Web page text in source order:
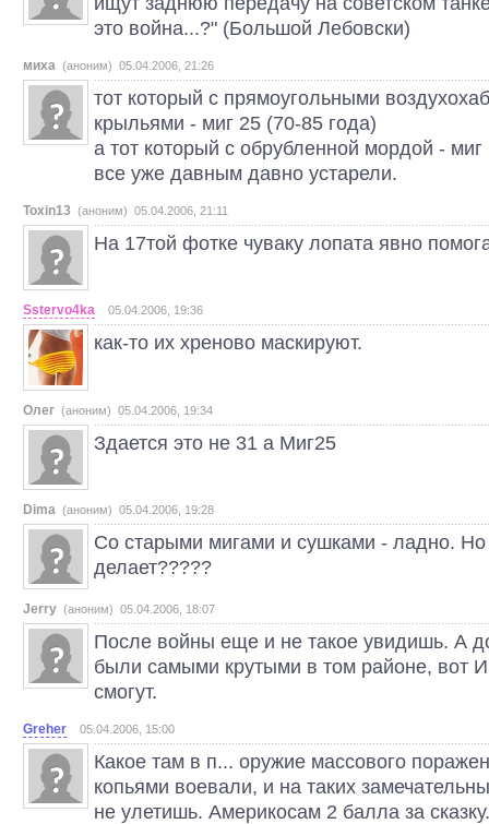
это война...?" (Большой Лебовски)
миха (аноним) 05.04.2006, 21:26
тот который с прямоугольными
крыльями - миг 25 (70-85 года)
а тот который с обрубленной мордой -
все уже давным давно устарели.
Toxin13 (аноним) 05.04.2006, 21:11
На 17той фотке чуваку лопата явно
Sstervo4ka 05.04.2006, 19:36
как-то их хреново маскируют.
Олег (аноним) 05.04.2006, 19:34
Здается это не 31 а Миг25
Dima (аноним) 05.04.2006, 19:28
Со старыми мигами и сушками - ладно.
делает?????
Jerry (аноним) 05.04.2006, 18:07
После войны еще и не такое увидишь. А
были самыми крутыми в том районе, вот
смогут.
Greher 05.04.2006, 15:00
Какое там в п... оружие массового
копьями воевали, и на таких
не улетишь. Америкосам 2 балла за сказку.